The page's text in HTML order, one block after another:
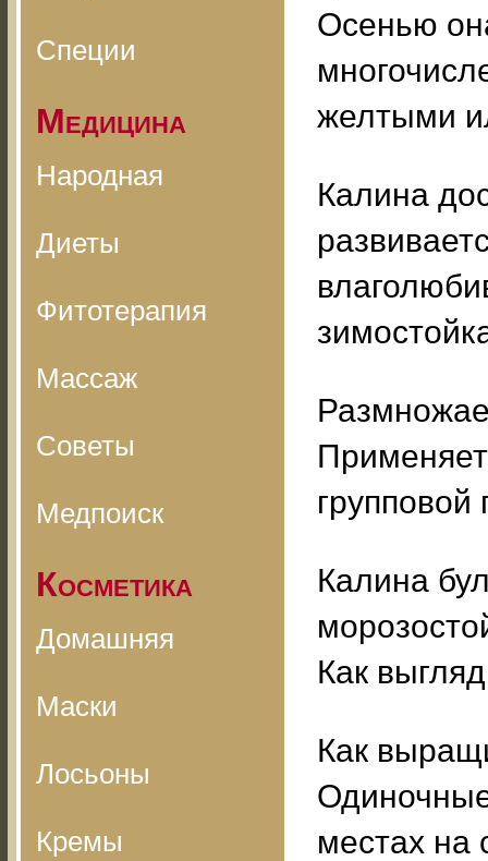
Специи
Медицина
Народная
Диеты
Фитотерапия
Массаж
Советы
Медпоиск
Косметика
Домашняя
Маски
Лосьоны
Кремы
Осенью
желтыми
Калина
групповой
Калина
Как
Как
местах на